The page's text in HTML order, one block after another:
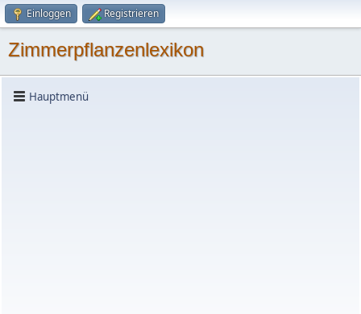
Einloggen Registrieren
Zimmerpflanzenlexikon
Hauptmenü